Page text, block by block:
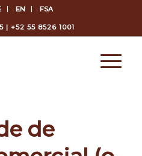
EN FSA
| +52 55 8526 1001
de